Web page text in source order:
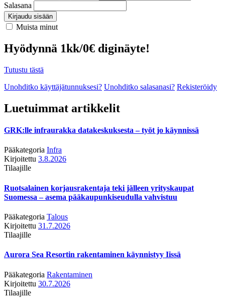
Salasana
Kirjaudu sisään
Muista minut
Hyödynnä 1kk/0€ diginäyte!
Tutustu tästä
Unohditko käyttäjätunnuksesi? Unohditko salasanasi? Rekisteröidy
Luetuimmat artikkelit
GRK:lle infraurakka datakeskuksesta – työt jo käynnissä
Pääkategoria Infra
Kirjoitettu 3.8.2026
Tilaajille
Ruotsalainen korjausrakentaja teki jälleen yrityskaupat
Suomessa – asema pääkaupunkiseudulla vahvistuu
Pääkategoria Talous
Kirjoitettu 31.7.2026
Tilaajille
Aurora Sea Resortin rakentaminen käynnistyy Iissä
Pääkategoria Rakentaminen
Kirjoitettu 30.7.2026
Tilaajille